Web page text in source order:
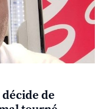
décide de